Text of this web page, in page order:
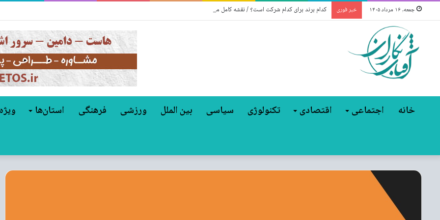
جمعه, ۱۶ مرداد ۱۴۰۵ خبر فوری کدام برند برای کدام شرکت است؟ / نقشه کامل مالکیت غول‌های خودروسازی جهان
خانه اجتماعی اقتصادی تکنولوژی سیاسی بین الملل ورزشی فرهنگی استان‌ها ویژه